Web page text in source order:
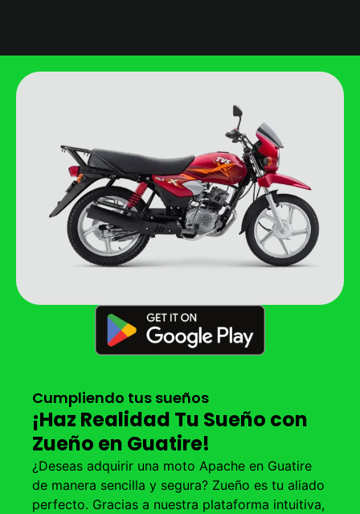
Cumpliendo tus sueños
¡Haz Realidad Tu Sueño con
Zueño en Guatire!
¿Deseas adquirir una moto Apache en Guatire
de manera sencilla y segura? Zueño es tu aliado
perfecto. Gracias a nuestra plataforma intuitiva,